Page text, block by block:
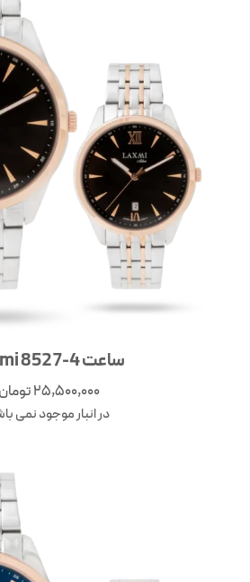
ساعت Laxmi 8527-4
25,500,000تومان
در انبار موجود نمی باشد